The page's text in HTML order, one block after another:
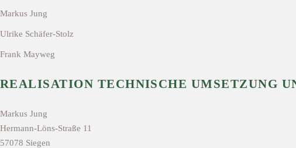
Markus Jung
Ulrike Schäfer-Stolz
Frank Mayweg
REALISATION TECHNISCHE UMSETZUNG
Markus Jung
Hermann-Löns-Straße 11
57078 Siegen